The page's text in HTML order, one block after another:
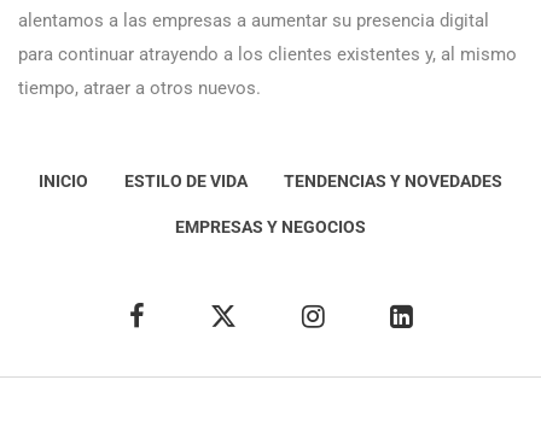
alentamos a las empresas a aumentar su presencia digital
para continuar atrayendo a los clientes existentes y, al mismo
tiempo, atraer a otros nuevos.
INICIO ESTILO DE VIDA TENDENCIAS Y NOVEDADES
EMPRESAS Y NEGOCIOS